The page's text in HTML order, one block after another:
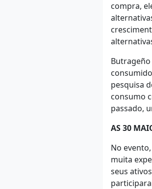
compra,
pesquisa
consumo
passado,
AS 30
No
muita
seus